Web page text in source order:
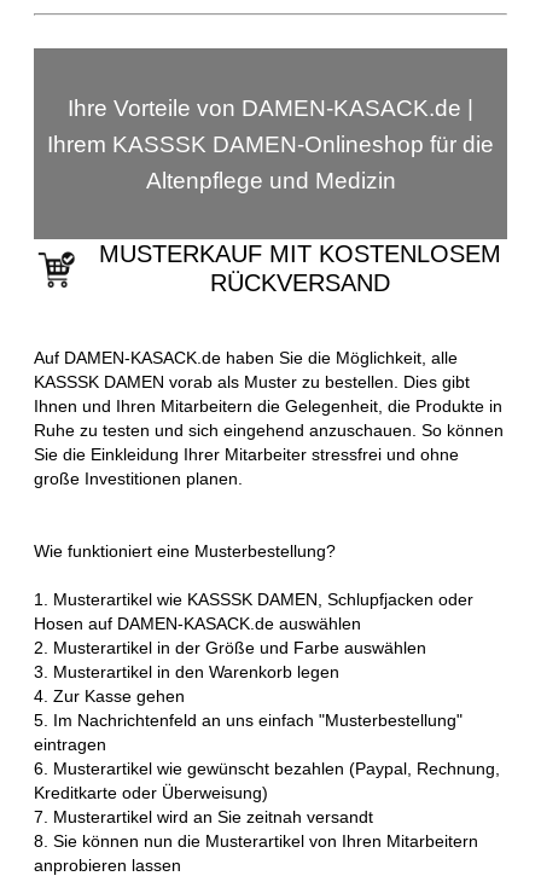
Ihre Vorteile von DAMEN-KASACK.de |
Ihrem KASSSK DAMEN-Onlineshop für die
Altenpflege und Medizin
MUSTERKAUF MIT KOSTENLOSEM
RÜCKVERSAND
Auf DAMEN-KASACK.de haben Sie die Möglichkeit, alle
KASSSK DAMEN vorab als Muster zu bestellen. Dies gibt
Ihnen und Ihren Mitarbeitern die Gelegenheit, die Produkte in
Ruhe zu testen und sich eingehend anzuschauen. So können
Sie die Einkleidung Ihrer Mitarbeiter stressfrei und ohne
große Investitionen planen.
Wie funktioniert eine Musterbestellung?
1. Musterartikel wie KASSSK DAMEN, Schlupfjacken oder
Hosen auf DAMEN-KASACK.de auswählen
2. Musterartikel in der Größe und Farbe auswählen
3. Musterartikel in den Warenkorb legen
4. Zur Kasse gehen
5. Im Nachrichtenfeld an uns einfach "Musterbestellung"
eintragen
6. Musterartikel wie gewünscht bezahlen (Paypal, Rechnung,
Kreditkarte oder Überweisung)
7. Musterartikel wird an Sie zeitnah versandt
8. Sie können nun die Musterartikel von Ihren Mitarbeitern
anprobieren lassen